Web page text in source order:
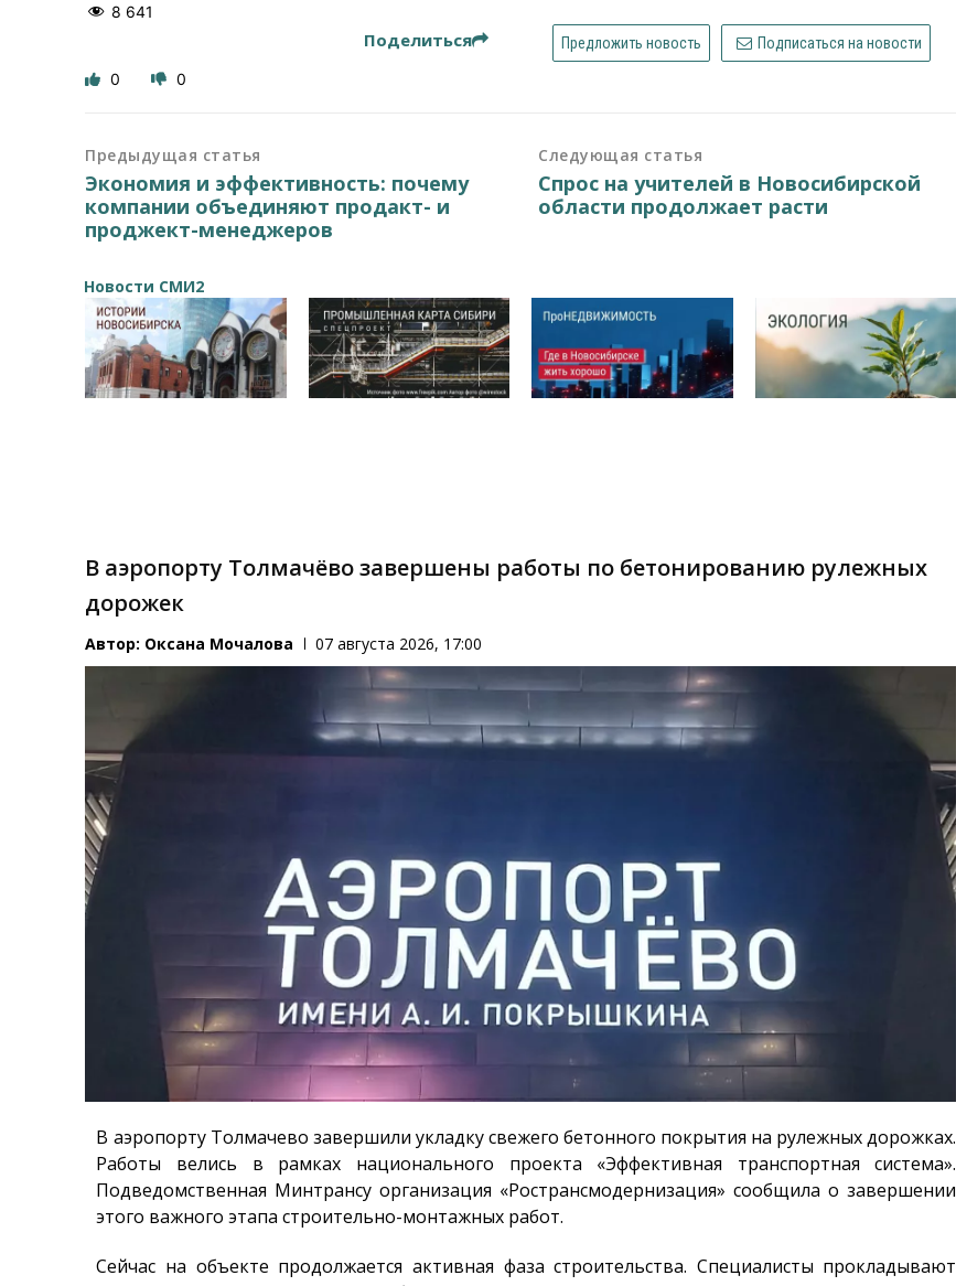
8 641
Поделиться Предложить новость Подписаться на новости
0 0
Предыдущая статья
Экономия и эффективность: почему
компании объединяют продакт- и
проджект-менеджеров
Следующая статья
Спрос на учителей в Новосибирской
области продолжает расти
Новости СМИ2
В аэропорту Толмачёво завершены работы по бетонированию рулежных
дорожек
Автор: Оксана Мочалова 07 августа 2026, 17:00
В аэропорту Толмачево завершили укладку свежего бетонного покрытия на рулежных дорожках.
Работы велись в рамках национального проекта «Эффективная транспортная система».
Подведомственная Минтрансу организация «Ространсмодернизация» сообщила о завершении
этого важного этапа строительно-монтажных работ.
Сейчас на объекте продолжается активная фаза строительства. Специалисты прокладывают